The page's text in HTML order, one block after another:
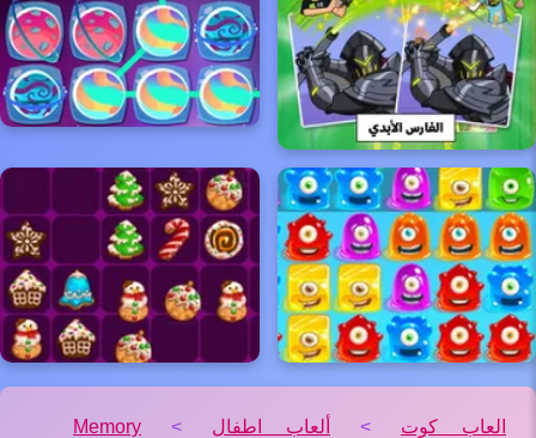
العاب كوت > ألعاب اطفال >
Memory